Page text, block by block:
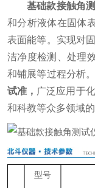
基础款接触角
和分析液体在固体
表面能等。实现对
洁净度检测、处理
和铺展等过程分析
试准 ， 广泛应用于
和科教等众多领域的
型号